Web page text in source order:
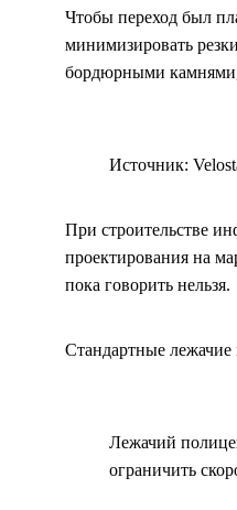
Чтобы переход был
минимизировать
бордюрными камнями,
Источник:
При строительстве
проектирования на
пока говорить нельзя.
Стандартные
Лежачий
ограничить